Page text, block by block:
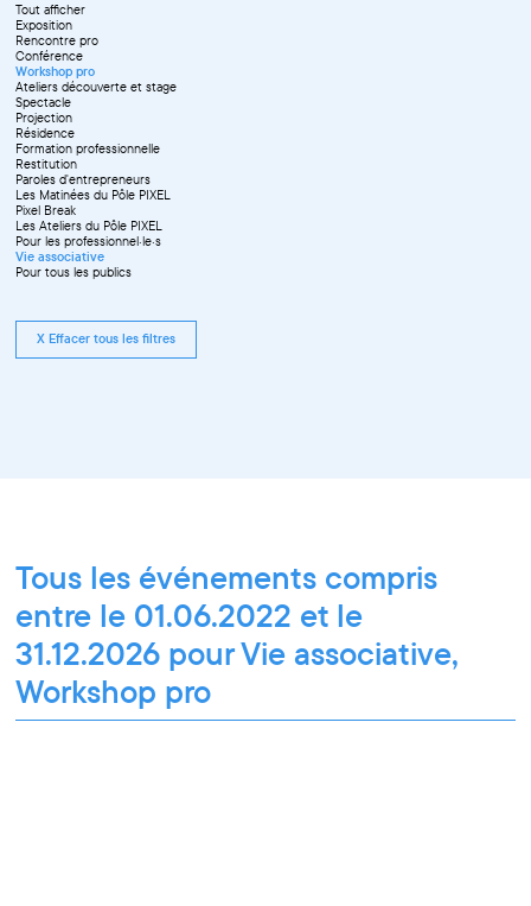
Tout afficher
Exposition
Rencontre pro
Conférence
Workshop pro
Ateliers découverte et stage
Spectacle
Projection
Résidence
Formation professionnelle
Restitution
Paroles d'entrepreneurs
Les Matinées du Pôle PIXEL
Pixel Break
Les Ateliers du Pôle PIXEL
Pour les professionnel·le·s
Vie associative
Pour tous les publics
X Effacer tous les filtres
Tous les événements compris
entre le 01.06.2022 et le
31.12.2026 pour Vie associative,
Workshop pro